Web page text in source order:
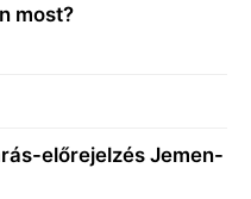
most?
előrejelzés Jemen-